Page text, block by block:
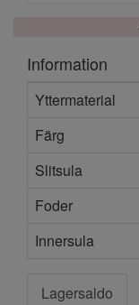
Information
Yttermaterial
Färg
Slitsula
Foder
Innersula
Lagersaldo